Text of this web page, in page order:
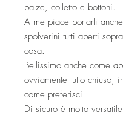
balze, colletto e bottoni.
A me piace portarli
spolverini tutti aperti
cosa.
Bellissimo anche come
ovviamente tutto chiuso,
come preferisci!
Di sicuro è molto